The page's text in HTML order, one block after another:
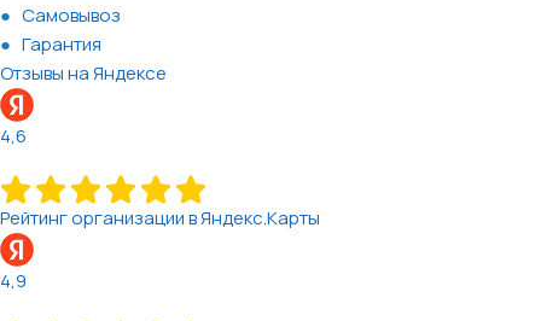
Самовывоз
Гарантия
Отзывы на Яндексе
4,6
Рейтинг организации в Яндекс.Карты
4,9